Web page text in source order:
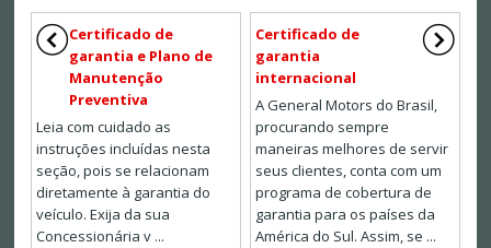
Certificado de
garantia e Plano de
Manutenção
Preventiva
Leia com cuidado as
instruções incluídas nesta
seção, pois se relacionam
diretamente à garantia do
veículo. Exija da sua
Concessionária v ...
Certificado de
garantia
internacional
A General Motors do Brasil,
procurando sempre
maneiras melhores de servir
seus clientes, conta com um
programa de cobertura de
garantia para os países da
América do Sul. Assim, se ...